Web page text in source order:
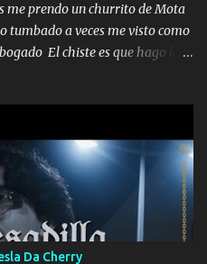
me prendo un churrito de Mota
tumbado a veces me visto como
El chiste es que hago lo
level trucha mis plebes Música
veces me ven la cachucha de lado
me fajó una super o a veces
todas las generaciones yo
quiero pues así soy me mandó
el dedo soy hocicon un
Da Cherry